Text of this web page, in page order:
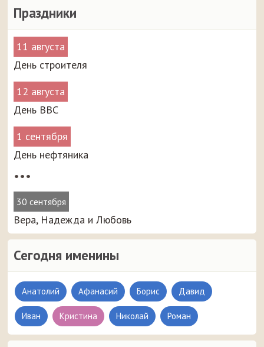
Праздники
11 августа
День строителя
12 августа
День ВВС
1 сентября
День нефтяника
•••
30 сентября
Вера, Надежда и Любовь
Сегодня именины
Анатолий Афанасий Борис Давид
Иван Кристина Николай Роман